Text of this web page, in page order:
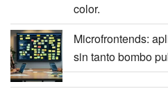
color.
Microfrontends:
sin tanto bombo